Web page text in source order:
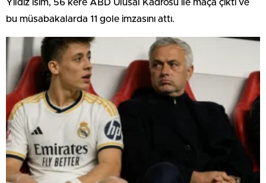
Yıldız isim, 56 kere ABD Ulusal Kadrosu ile maça çıktı ve
bu müsabakalarda 11 gole imzasını attı.